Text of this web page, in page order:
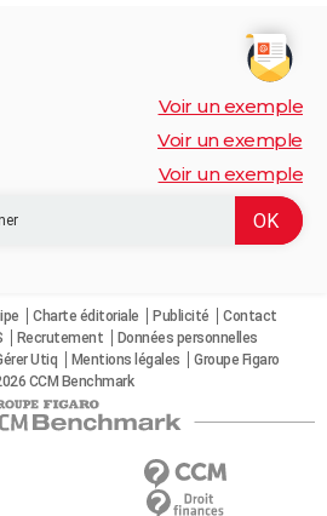
Voir un exemple
Voir un exemple
Voir un exemple
Charte éditoriale Publicité
Contact
Recrutement
Données personnelles
Utiq Mentions légales
Groupe Figaro
CCM Benchmark